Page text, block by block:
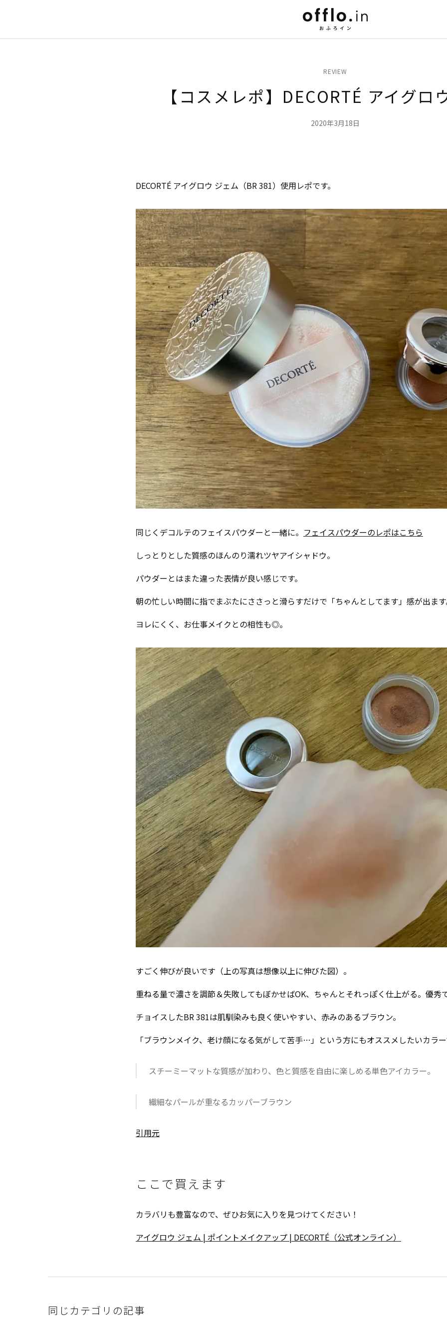
REVIEW
【コスメレポ】DECORTÉ アイグロ
2020年3月18日
DECORTÉ アイグロウ ジェム（BR 381）使用レポです。
同じくデコルテのフェイスパウダーと一緒に。 フェイスパウダーのレポはこちら
しっとりとした質感のほんのり濡れツヤアイシャドウ。
パウダーとはまた違った表情が良い感じです。
朝の忙しい時間に指でまぶたにささっと滑らすだけで「ちゃんとしてます」感が出ま
ヨレにくく、お仕事メイクとの相性も◎。
すごく伸びが良いです（上の写真は想像以上に伸びた図）。
重ねる量で濃さを調節＆失敗してもぼかせばOK、ちゃんとそれっぽく仕上がる。優秀
チョイスしたBR 381は肌馴染みも良く使いやすい、赤みのあるブラウン。
「ブラウンメイク、老け顔になる気がして苦手…」という方にもオススメしたいカラ
スチーミーマットな質感が加わり、色と質感を自由に楽しめる単色アイカラー。
繊細なパールが重なるカッパーブラウン
引用元
ここで買えます
カラバリも豊富なので、ぜひお気に入りを見つけてください！
アイグロウ ジェム | ポイントメイクアップ | DECORTÉ（公式オンライン）
同じカテゴリの記事